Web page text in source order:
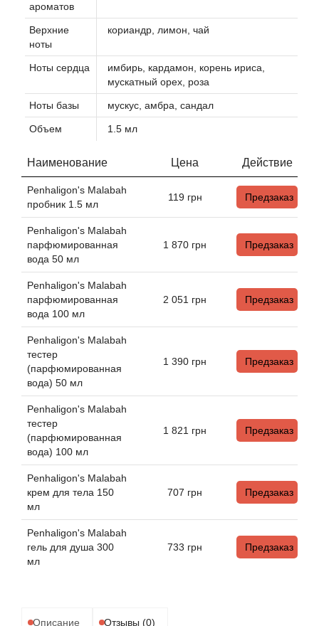
ароматов
Верхние
ноты
кориандр, лимон, чай
Ноты сердца
имбирь, кардамон, корень ириса,
мускатный орех, роза
Ноты базы мускус, амбра, сандал
Объем 1.5 мл
Наименование Цена Действие
Penhaligon's Malabah
пробник 1.5 мл
119 грн Предзаказ
Penhaligon's Malabah
парфюмированная
вода 50 мл
1 870 грн Предзаказ
Penhaligon's Malabah
парфюмированная
вода 100 мл
2 051 грн Предзаказ
Penhaligon's Malabah
тестер
(парфюмированная
вода) 50 мл
1 390 грн Предзаказ
Penhaligon's Malabah
тестер
(парфюмированная
вода) 100 мл
1 821 грн Предзаказ
Penhaligon's Malabah
крем для тела 150
мл
707 грн Предзаказ
Penhaligon's Malabah
гель для душа 300
мл
733 грн Предзаказ
Описание Отзывы (0)
Agatha Ruiz de la Prada
Agent Provocateur
Aigner
Aj Arabia (Widian)
Ajmal
Al Haramain
Al Jazeera
Alaia Paris
Alexander McQueen
Alexandre Barthet
Alexandre J
Alfred Dunhill
Alyson Oldoini
Alyssa Ashley
American Crew
Amouroud